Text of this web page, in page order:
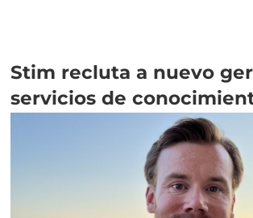
Stim recluta a nuevo
servicios de